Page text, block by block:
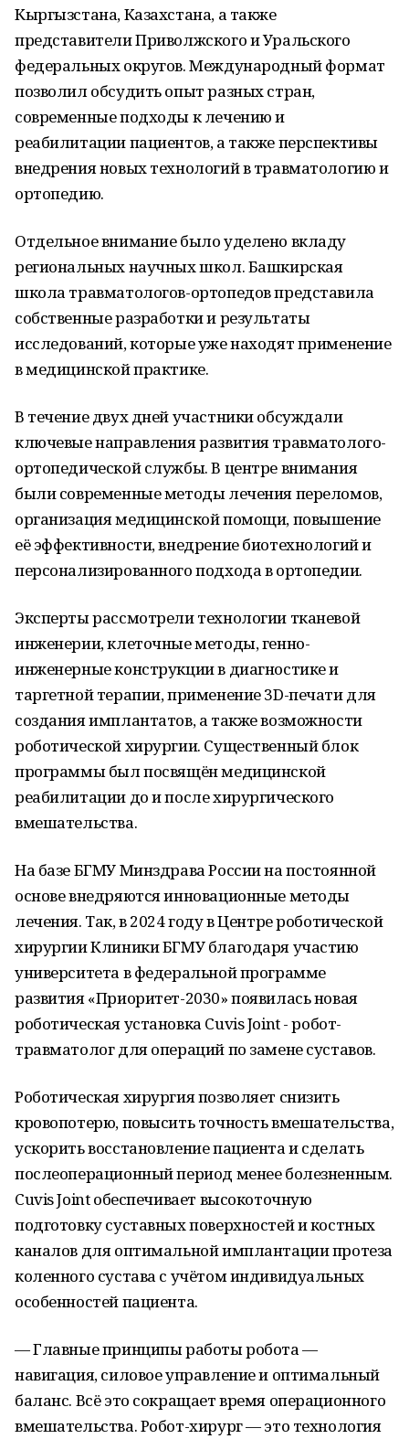
Кыргызстана, Казахстана, а также
представители Приволжского и Уральского
федеральных округов. Международный формат
позволил обсудить опыт разных стран,
современные подходы к лечению и
реабилитации пациентов, а также перспективы
внедрения новых технологий в травматологию и
ортопедию.
Отдельное внимание было уделено вкладу
региональных научных школ. Башкирская
школа травматологов-ортопедов представила
собственные разработки и результаты
исследований, которые уже находят применение
в медицинской практике.
В течение двух дней участники обсуждали
ключевые направления развития травматолого-
ортопедической службы. В центре внимания
были современные методы лечения переломов,
организация медицинской помощи, повышение
её эффективности, внедрение биотехнологий и
персонализированного подхода в ортопедии.
Эксперты рассмотрели технологии тканевой
инженерии, клеточные методы, генно-
инженерные конструкции в диагностике и
таргетной терапии, применение 3D-печати для
создания имплантатов, а также возможности
роботической хирургии. Существенный блок
программы был посвящён медицинской
реабилитации до и после хирургического
вмешательства.
На базе БГМУ Минздрава России на постоянной
основе внедряются инновационные методы
лечения. Так, в 2024 году в Центре роботической
хирургии Клиники БГМУ благодаря участию
университета в федеральной программе
развития «Приоритет-2030» появилась новая
роботическая установка Cuvis Joint - робот-
травматолог для операций по замене суставов.
Роботическая хирургия позволяет снизить
кровопотерю, повысить точность вмешательства,
ускорить восстановление пациента и сделать
послеоперационный период менее болезненным.
Cuvis Joint обеспечивает высокоточную
подготовку суставных поверхностей и костных
каналов для оптимальной имплантации протеза
коленного сустава с учётом индивидуальных
особенностей пациента.
— Главные принципы работы робота —
навигация, силовое управление и оптимальный
баланс. Всё это сокращает время операционного
вмешательства. Робот-хирург — это технология